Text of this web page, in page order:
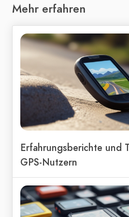
Mehr erfahren
Erfahrungsberichte und
GPS-Nutzern